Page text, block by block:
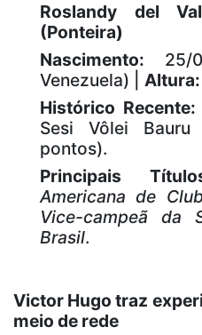
Roslandy del
(Ponteira)
Nascimento: 25/
Venezuela) | Altura:
Histórico Recente:
Sesi Vôlei
pontos).
Principais
Americana de
Vice-campeã da
Brasil.
Victor Hugo traz
meio de rede